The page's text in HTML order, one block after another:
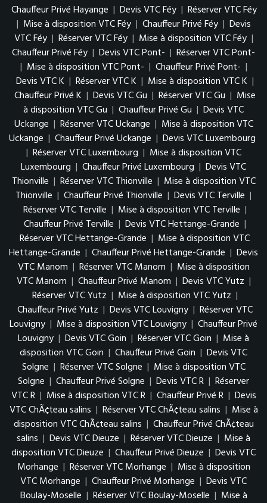
Chauffeur Privé Hayange | Devis VTC Féy | Réserver VTC Féy
| Mise à disposition VTC Féy | Chauffeur Privé Féy | Devis
VTC Féy | Réserver VTC Féy | Mise à disposition VTC Féy |
Chauffeur Privé Féy | Devis VTC Pont- | Réserver VTC Pont-
| Mise à disposition VTC Pont- | Chauffeur Privé Pont- |
Devis VTC K | Réserver VTC K | Mise à disposition VTC K |
Chauffeur Privé K | Devis VTC Gu | Réserver VTC Gu | Mise
à disposition VTC Gu | Chauffeur Privé Gu | Devis VTC
Uckange | Réserver VTC Uckange | Mise à disposition VTC
Uckange | Chauffeur Privé Uckange | Devis VTC Luxembourg
| Réserver VTC Luxembourg | Mise à disposition VTC
Luxembourg | Chauffeur Privé Luxembourg | Devis VTC
Thionville | Réserver VTC Thionville | Mise à disposition VTC
Thionville | Chauffeur Privé Thionville | Devis VTC Terville |
Réserver VTC Terville | Mise à disposition VTC Terville |
Chauffeur Privé Terville | Devis VTC Hettange-Grande |
Réserver VTC Hettange-Grande | Mise à disposition VTC
Hettange-Grande | Chauffeur Privé Hettange-Grande | Devis
VTC Manom | Réserver VTC Manom | Mise à disposition
VTC Manom | Chauffeur Privé Manom | Devis VTC Yutz |
Réserver VTC Yutz | Mise à disposition VTC Yutz |
Chauffeur Privé Yutz | Devis VTC Louvigny | Réserver VTC
Louvigny | Mise à disposition VTC Louvigny | Chauffeur Privé
Louvigny | Devis VTC Goin | Réserver VTC Goin | Mise à
disposition VTC Goin | Chauffeur Privé Goin | Devis VTC
Solgne | Réserver VTC Solgne | Mise à disposition VTC
Solgne | Chauffeur Privé Solgne | Devis VTC R | Réserver
VTC R | Mise à disposition VTC R | Chauffeur Privé R | Devis
VTC ChÃ¢teau salins | Réserver VTC ChÃ¢teau salins | Mise à
disposition VTC ChÃ¢teau salins | Chauffeur Privé ChÃ¢teau
salins | Devis VTC Dieuze | Réserver VTC Dieuze | Mise à
disposition VTC Dieuze | Chauffeur Privé Dieuze | Devis VTC
Morhange | Réserver VTC Morhange | Mise à disposition
VTC Morhange | Chauffeur Privé Morhange | Devis VTC
Boulay-Moselle | Réserver VTC Boulay-Moselle | Mise à